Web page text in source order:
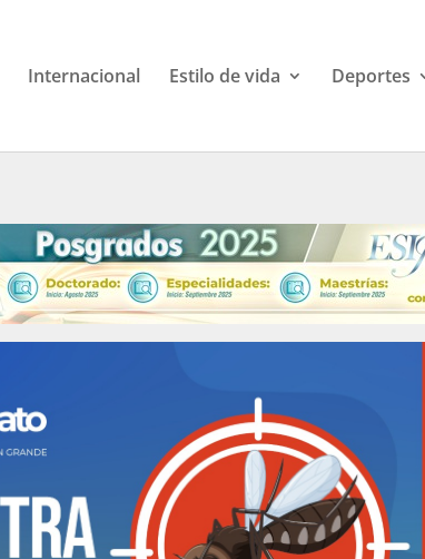
Internacional Estilo de vida Deportes